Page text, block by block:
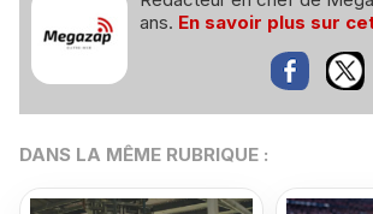
ans. En savoir plus sur
DANS LA MÊME RUBRIQUE :